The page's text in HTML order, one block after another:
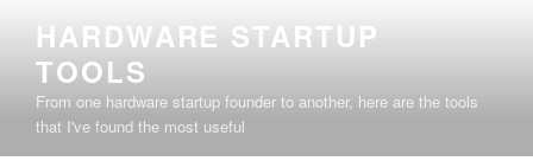
content
HARDWARE STARTUP
TOOLS
From one hardware startup founder to another, here are the tools
that I've found the most useful